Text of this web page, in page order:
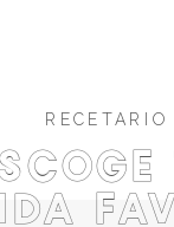
RECETARIO